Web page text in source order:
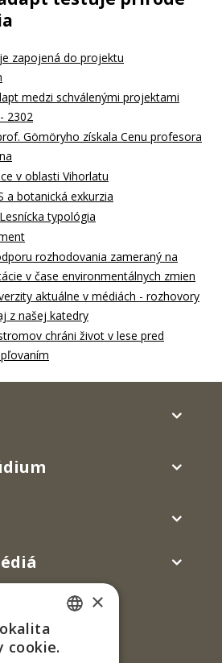
zapojená do projektu
medzi schválenými projektami
2302
Gömöryho získala Cenu profesora
v oblasti Vihorlatu
a botanická exkurzia
typológia
rozhodovania zameraný na
v čase environmentálnych zmien
aktuálne v médiách - rozhovory
z našej katedry
chráni život v lese pred
×
cookie.